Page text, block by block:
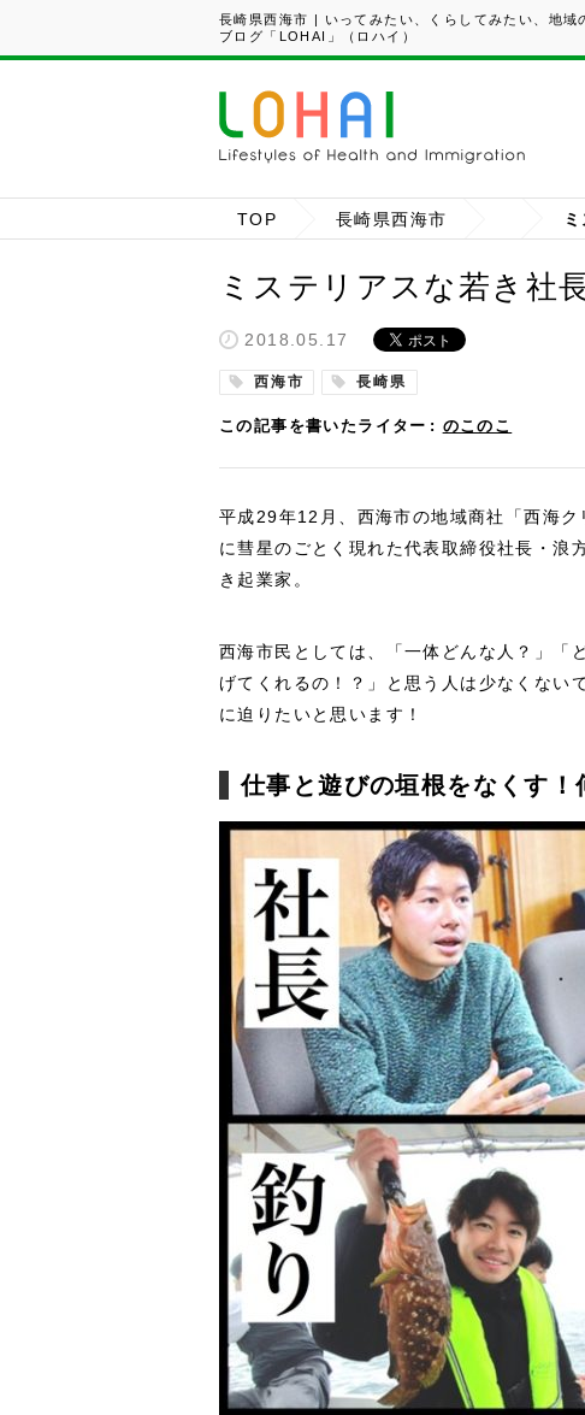
長崎県西海市 | いってみたい、くらしてみたい、地域
ブログ「LOHAI」（ロハイ）
TOP 長崎県西海市
ミステリアスな若き社
2018.05.17
西海市 長崎県
この記事を書いたライター のこのこ
平成29年12月、西海市の地域商社「西海
に彗星のごとく現れた代表取締役社長・浪
き起業家。
西海市民としては、「一体どんな人？」「
げてくれるの！？」と思う人は少なくない
に迫りたいと思います！
仕事と遊びの垣根をなくす